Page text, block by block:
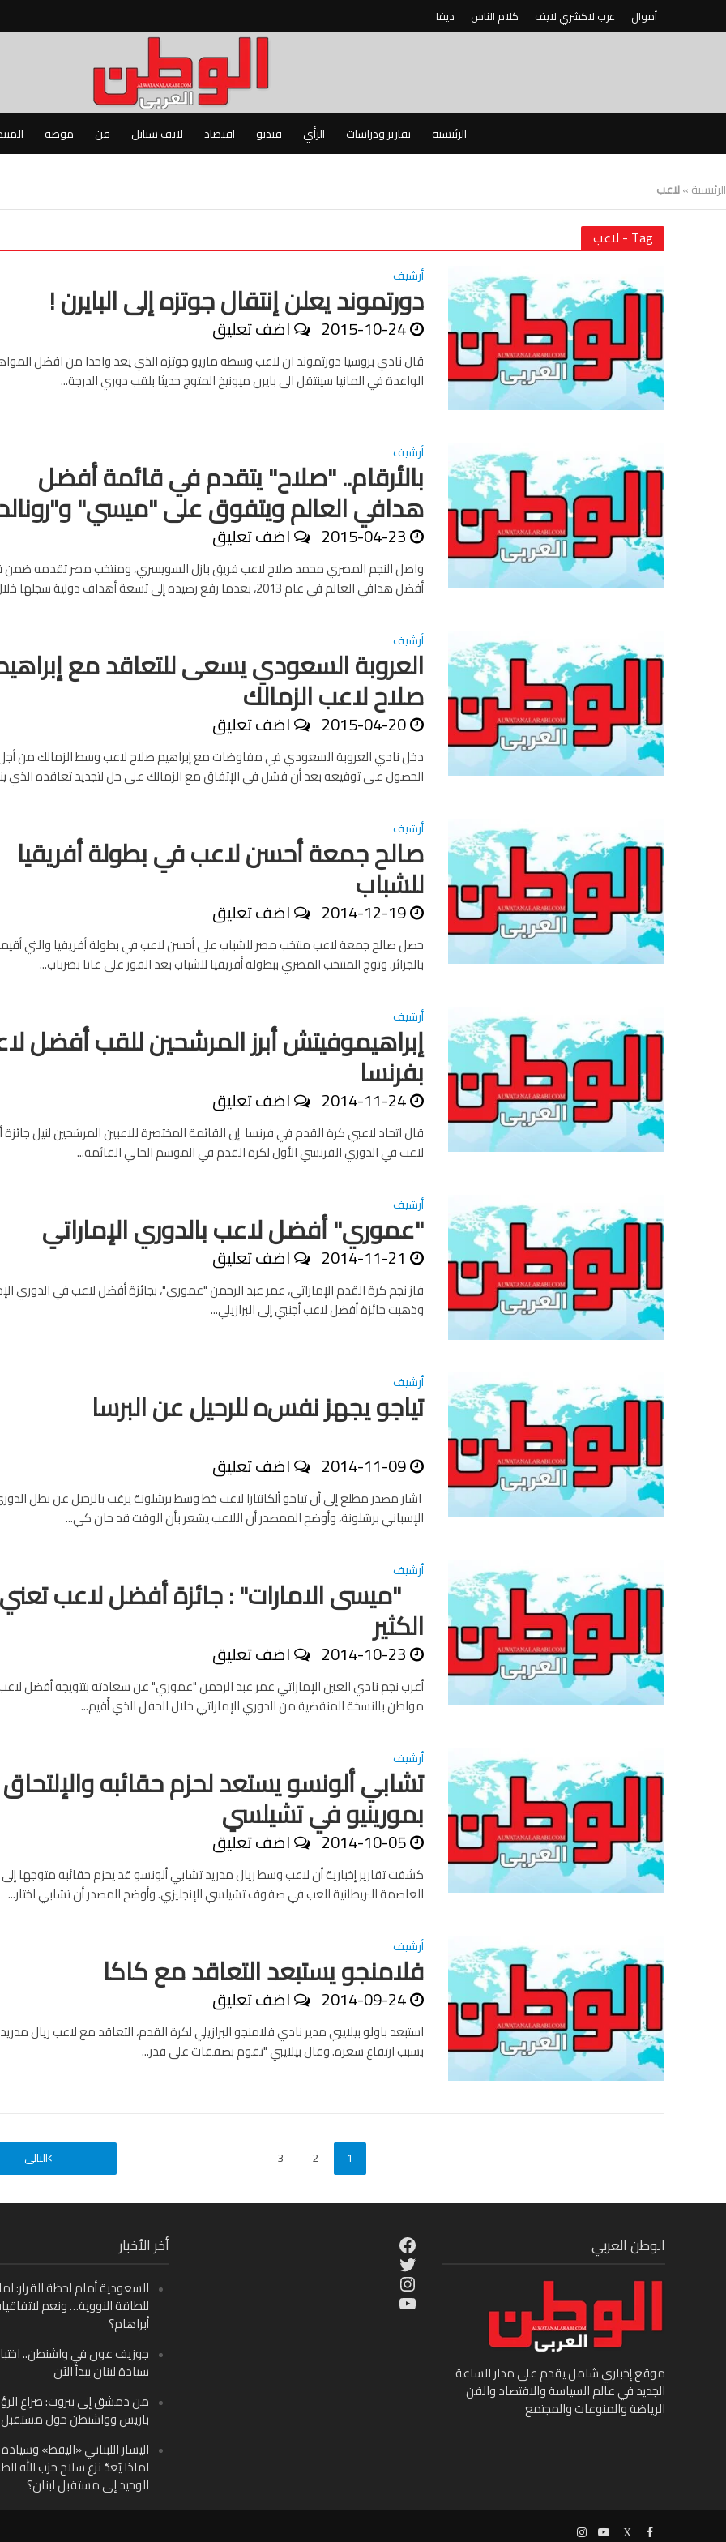
أموال عرب لاكشري لايف كلام الناس ديفا
الرئيسية تقارير ودراسات الرأي فيديو اقتصاد لايف ستايل فن موضة
الرئيسية»لاعب
Tag - لاعب
أرشيف
دورتموند يعلن إنتقال جوتزه إلى البايرن !
2015-10-24 اضف تعليق
قال نادي بروسيا دورتموند ان لاعب وسطه ماريو جوتزه الذي يعد واحدا من افضل
الواعدة في المانيا سينتقل الى بايرن ميونيخ المتوج حديثا بلقب دوري الدرجة...
أرشيف
بالأرقام.. "صلاح" يتقدم في قائمة أفضل
هدافي العالم ويتفوق على "ميسي"
2015-04-23 اضف تعليق
واصل النجم المصري محمد صلاح لاعب فريق بازل السويسري، ومنتخب مصر تقدمه ضمن
أفضل هدافي العالم في عام 2013، بعدما رفع رصيده إلى تسعة أهداف دولية سجلها خلال...
أرشيف
العروبة السعودي يسعى للتعاقد مع
صلاح لاعب الزمالك
2015-04-20 اضف تعليق
دخل نادي العروبة السعودي في مفاوضات مع إبراهيم صلاح لاعب وسط الزمالك من
الحصول على توقيعه بعد أن فشل في الإتفاق مع الزمالك على حل لتجديد تعاقده الذي
أرشيف
صالح جمعة أحسن لاعب في بطولة أفريقيا
للشباب
2014-12-19 اضف تعليق
حصل صالح جمعة لاعب منتخب مصر للشباب على أحسن لاعب في بطولة أفريقيا والتي
بالجزائر. وتوج المنتخب المصري ببطولة أفريقيا للشباب بعد الفوز على غانا بضرباب...
أرشيف
إبراهيموفيتش أبرز المرشحين للقب أفضل
بفرنسا
2014-11-24 اضف تعليق
قال اتحاد لاعبي كرة القدم في فرنسا إن القائمة المختصرة للاعبين المرشحين لنيل
لاعب في الدوري الفرنسي الأول لكرة القدم في الموسم الحالي القائمة...
أرشيف
"عموري" أفضل لاعب بالدوري الإماراتي
2014-11-21 اضف تعليق
فاز نجم كرة القدم الإماراتي، عمر عبد الرحمن "عموري"، بجائزة أفضل لاعب في الدوري
وذهبت جائزة أفضل لاعب أجنبي إلى البرازيلي...
أرشيف
تياجو يجهز نفسهللرحيل عن البرسا
2014-11-09 اضف تعليق
اشار مصدر مطلع إلى أن تياجو ألكانتارا لاعب خط وسط برشلونة يرغب بالرحيل عن بطل
الإسباني برشلونة، وأوضح الممصدر أن اللاعب يشعر بأن الوقت قد حان كي...
أرشيف
"ميسى الامارات" : جائزة أفضل لاعب
الكثير
2014-10-23 اضف تعليق
أعرب نجم نادي العين الإماراتي عمر عبد الرحمن "عموري" عن سعادته بتتويجه أفضل
مواطن بالنسخة المنقضية من الدوري الإماراتي خلال الحفل الذي أُقيم...
أرشيف
تشابي ألونسو يستعد لحزم حقائبه والإلتحاق
بمورينيو في تشيلسي
2014-10-05 اضف تعليق
كشفت تقارير إخبارية أن لاعب وسط ريال مدريد تشابي ألونسو قد يحزم حقائبه متوجها إلى
العاصمة البريطانية للعب في صفوف تشيلسي الإنجليزي. وأوضح المصدر أن تشابي اختار...
أرشيف
فلامنجو يستبعد التعاقد مع كاكا
2014-09-24 اضف تعليق
استبعد باولو بيلايبي مدير نادي فلامنجو البرازيلي لكرة القدم، التعاقد مع لاعب ريال
بسبب ارتفاع سعره. وقال بيلايبي "نقوم بصفقات على قدر...
1
2
3 التالى
أخر الأخبار
السعودية أمام لحظة القرار:
للطاقة النووية… ونعم
أبراهام؟
جوزيف عون في واشنطن..
سيادة لبنان يبدأ الآن
من دمشق إلى بيروت: صراع
باريس وواشنطن حول مستقبل
اليسار اللبناني «اليقظ»
لماذا يُعدّ نزع سلاح حزب الله
الوحيد إلى مستقبل لبنان؟
Facebook
Twitter
Instagram
YouTube
الوطن العربي
موقع إخباري شامل يقدم على مدار الساعة
الجديد في عالم السياسة والاقتصاد والفن
الرياضة والمنوعات والمجتمع